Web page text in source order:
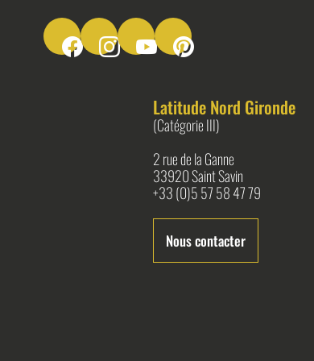
Suivez-nous sur Facebook
Suivez-nous sur Instagram
Suivez-nous sur Youtube
Suivez-nous sur
Latitude Nord Gironde
(Catégorie III)
2 rue de la Ganne
33920 Saint Savin
+33 (0)5 57 58 47 79
Nous contacter